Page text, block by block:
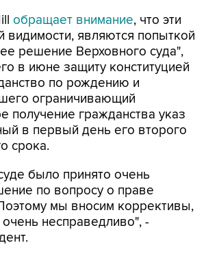
обращает внимание, что эти
видимости, являются попыткой
решение Верховного суда",
в июне защиту конституцией
по рождению и
ограничивающий
получение гражданства указ
в первый день его второго
срока.
было принято очень
по вопросу о праве
мы вносим коррективы,
очень несправедливо", -